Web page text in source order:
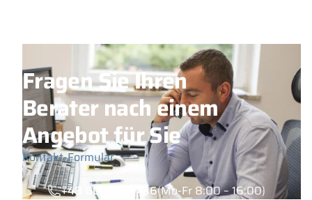
Fragen Sie Ihren
Berater nach einem
Angebot für Sie
Kontakt-Formular
+48 600 985 436(Mo-Fr 8:00 – 16:00)